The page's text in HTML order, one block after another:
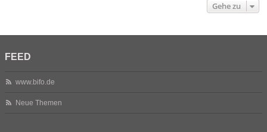
Gehe zu
FEED
www.bifo.de
Neue Themen